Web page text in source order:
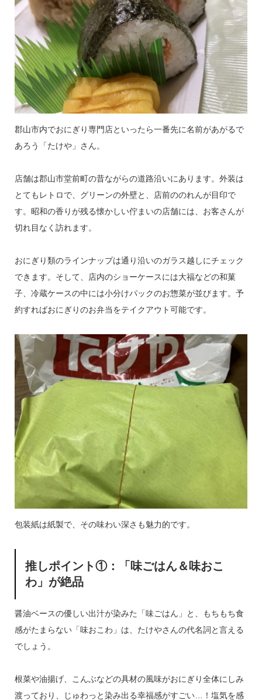
郡山市内でおにぎり専門店といったら一番先に名前があがるで
あろう「たけや」さん。
店舗は郡山市堂前町の昔ながらの道路沿いにあります。外装は
とてもレトロで、グリーンの外壁と、店前ののれんが目印で
す。昭和の香りが残る懐かしい佇まいの店舗には、お客さんが
切れ目なく訪れます。
おにぎり類のラインナップは通り沿いのガラス越しにチェック
できます。そして、店内のショーケースには大福などの和菓
子、冷蔵ケースの中には小分けパックのお惣菜が並びます。予
約すればおにぎりのお弁当をテイクアウト可能です。
包装紙は紙製で、その味わい深さも魅力的です。
推しポイント①：「味ごはん＆味おこ
わ」が絶品
醤油ベースの優しい出汁が染みた「味ごはん」と、もちもち食
感がたまらない「味おこわ」は、たけやさんの代名詞と言える
でしょう。
根菜や油揚げ、こんぶなどの具材の風味がおにぎり全体にしみ
渡っており、じゅわっと染み出る幸福感がすごい…！塩気を感